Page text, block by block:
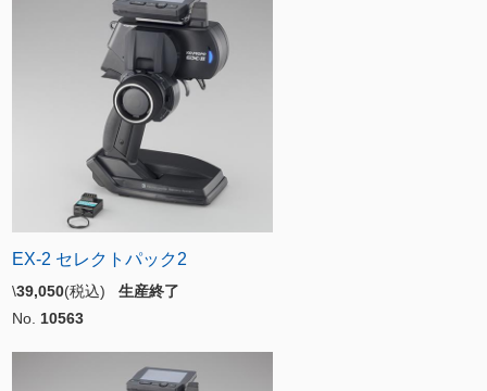
EX-2 セレクトパック2
\39,050(税込) 生産終了
No. 10563